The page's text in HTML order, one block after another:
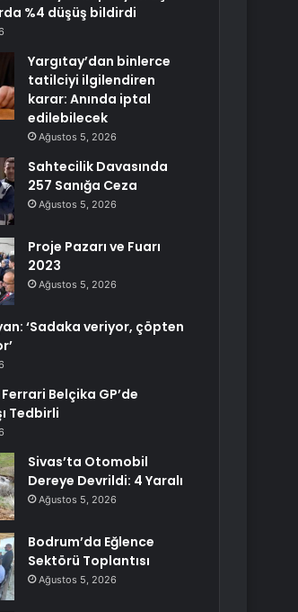
%4 düşüş bildirdi
Yargıtay’dan binlerce
tatilciyi ilgilendiren
karar: Anında iptal
edilebilecek
Ağustos 5, 2026
Sahtecilik Davasında
257 Sanığa Ceza
Ağustos 5, 2026
Proje Pazarı ve Fuarı
2023
Ağustos 5, 2026
‘Sadaka veriyor, çöpten
Belçika GP’de
Tedbirli
Sivas’ta Otomobil
Dereye Devrildi: 4 Yaralı
Ağustos 5, 2026
Bodrum’da Eğlence
Sektörü Toplantısı
Ağustos 5, 2026